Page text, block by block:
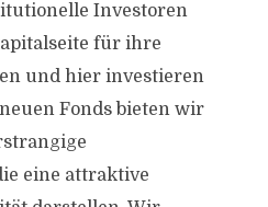
Investoren
für ihre
und hier investieren
Fonds bieten wir
eine attraktive